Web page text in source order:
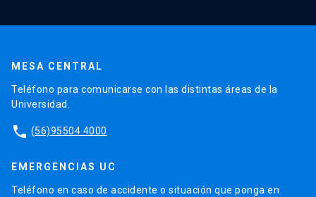
MESA CENTRAL
Teléfono para comunicarse con las distintas áreas de la
Universidad.
phone (56)95504 4000
EMERGENCIAS UC
Teléfono en caso de accidente o situación que ponga en